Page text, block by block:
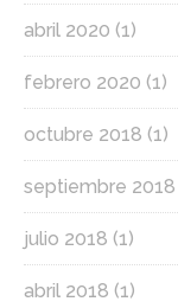
abril 2020 (1)
febrero 2020 (1)
octubre 2018 (1)
septiembre 2018
julio 2018 (1)
abril 2018 (1)